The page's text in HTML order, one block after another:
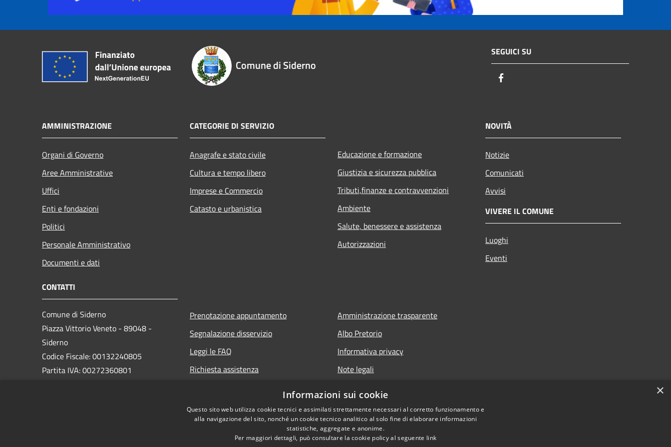
Comune di Siderno
SEGUICI SU
AMMINISTRAZIONE
Organi di Governo
Aree Amministrative
Uffici
Enti e fondazioni
Politici
Personale Amministrativo
Documenti e dati
CATEGORIE DI SERVIZIO
Anagrafe e stato civile
Cultura e tempo libero
Imprese e Commercio
Catasto e urbanistica
Educazione e formazione
Giustizia e sicurezza pubblica
Tributi,finanze e contravvenzioni
Ambiente
Salute, benessere e assistenza
Autorizzazioni
NOVITÀ
Notizie
Comunicati
Avvisi
VIVERE IL COMUNE
Luoghi
Eventi
CONTATTI
Comune di Siderno
Piazza Vittorio Veneto - 89048 -
Siderno
Codice Fiscale: 00132240805
Partita IVA: 00272360801
Prenotazione appuntamento
Segnalazione disservizio
Leggi le FAQ
Richiesta assistenza
Amministrazione trasparente
Albo Pretorio
Informativa privacy
Note legali
×
Informazioni sui cookie
Questo sito web utilizza cookie tecnici e assimilati strettamente necessari al corretto funzionamento e
alla navigazione del sito, nonché un cookie tecnico analitico al solo fine di elaborare informazioni
statistiche, aggregate e anonime.
Per maggiori dettagli, può consultare la cookie policy al seguente link